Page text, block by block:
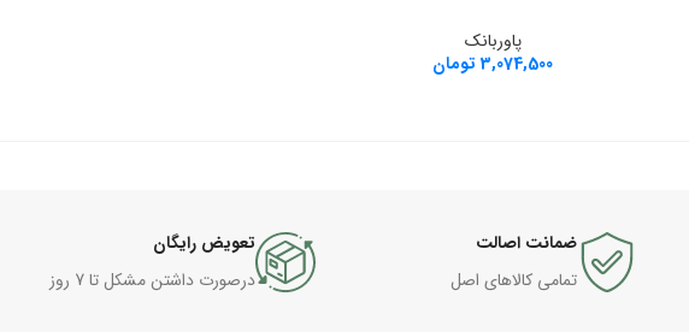
پاوربانک
3,074,500 تومان
ضمانت اصالت
تمامی کالاهای اصل
تعویض رایگان
درصورت داشتن مشکل تا 7 روز